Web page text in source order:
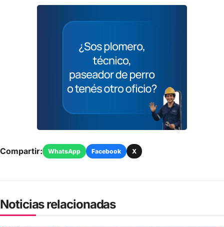
Compartir: WhatsApp Facebook X
Noticias relacionadas